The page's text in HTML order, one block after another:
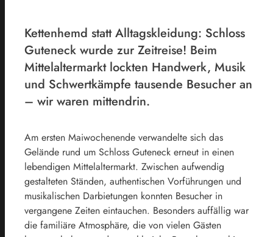
Kettenhemd statt Alltagskleidung: Schloss
Guteneck wurde zur Zeitreise! Beim
Mittelaltermarkt lockten Handwerk, Musik
und Schwertkämpfe tausende Besucher an
– wir waren mittendrin.
Am ersten Maiwochenende verwandelte sich das
Gelände rund um Schloss Guteneck erneut in einen
lebendigen Mittelaltermarkt. Zwischen aufwendig
gestalteten Ständen, authentischen Vorführungen und
musikalischen Darbietungen konnten Besucher in
vergangene Zeiten eintauchen. Besonders auffällig war
die familiäre Atmosphäre, die von vielen Gästen